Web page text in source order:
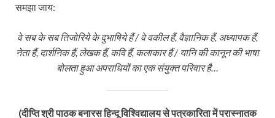
समझा जाय:
वे सब के सब तिजोरिये के दुभाषिये हैं / वे वकील हैं, वैज्ञानिक हैं, अध्यापक हैं,
नेता हैं, दार्शनिक हैं, लेखक हैं, कवि हैं, कलाकार हैं / यानि की कानून की भाषा
बोलता हुआ अपराधियों का एक संयुक्त परिवार है…
(दीप्ति श्री पाठक बनारस हिन्दू विश्विद्यालय से पत्रकारिता में परास्नातक